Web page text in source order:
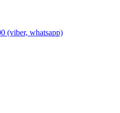
(viber, whatsapp)